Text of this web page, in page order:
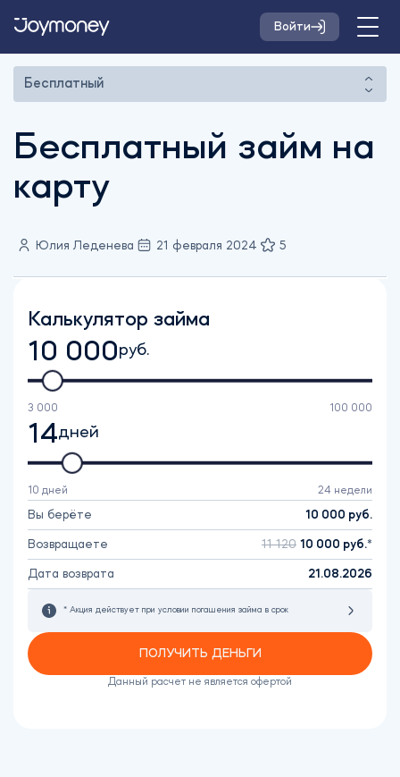
Войти
Бесплатный
Бесплатный займ на
карту
Юлия Леденева 21 февраля 2024 5
Калькулятор займа
10 000руб.
3 000 100 000
14дней
10 дней 24 недели
Вы берёте 10 000 руб.
Возвращаете 11 120 10 000 руб.
Дата возврата 21.08.2026
* Акция действует при условии погашения займа в срок
ПОЛУЧИТЬ ДЕНЬГИ
Данный расчет не является офертой